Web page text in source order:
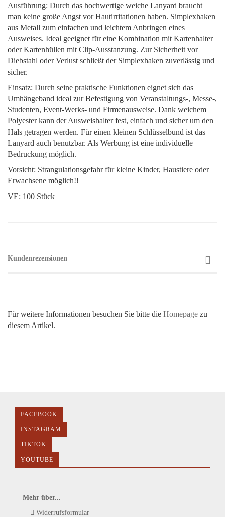
Ausführung: Durch das hochwertige weiche Lanyard braucht
man keine große Angst vor Hautirritationen haben. Simplexhaken
aus Metall zum einfachen und leichtem Anbringen eines
Ausweises. Ideal geeignet für eine Kombination mit Kartenhalter
oder Kartenhüllen mit Clip-Ausstanzung. Zur Sicherheit vor
Diebstahl oder Verlust schließt der Simplexhaken zuverlässig und
sicher.
Einsatz: Durch seine praktische Funktionen eignet sich das
Umhängeband ideal zur Befestigung von Veranstaltungs-, Messe-,
Studenten, Event-Werks- und Firmenausweise. Dank weichem
Polyester kann der Ausweishalter fest, einfach und sicher um den
Hals getragen werden. Für einen kleinen Schlüsselbund ist das
Lanyard auch benutzbar. Als Werbung ist eine individuelle
Bedruckung möglich.
Vorsicht: Strangulationsgefahr für kleine Kinder, Haustiere oder
Erwachsene möglich!!
VE: 100 Stück
Kundenrezensionen
Für weitere Informationen besuchen Sie bitte die Homepage zu
diesem Artikel.
FACEBOOK
INSTAGRAM
TIKTOK
YOUTUBE
Mehr über...
Widerrufsformular